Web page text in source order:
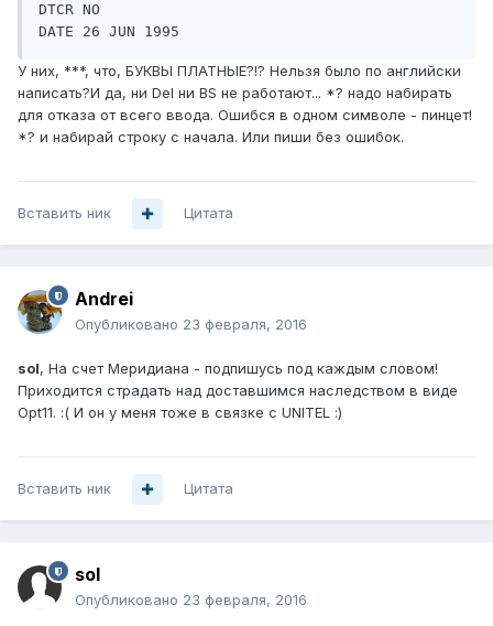
DTCR NO
У них, ***, что, БУКВЫ ПЛАТНЫЕ?!? Нельзя было по английски
написать?И да, ни Del ни BS не работают... *? надо набирать
для отказа от всего ввода. Ошибся в одном символе - пинцет!
*? и набирай строку с начала. Или пиши без ошибок.
Вставить ник Цитата
Andrei
Опубликовано 23 февраля, 2016
sol, На счет Меридиана - подпишусь под каждым словом!
Приходится страдать над доставшимся наследством в виде
Opt11. :( И он у меня тоже в связке с UNITEL :)
Вставить ник Цитата
sol
Опубликовано 23 февраля, 2016